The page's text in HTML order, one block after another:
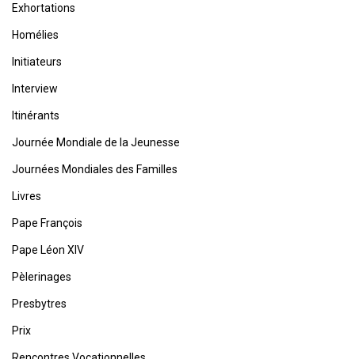
Exhortations
Homélies
Initiateurs
Interview
Itinérants
Journée Mondiale de la Jeunesse
Journées Mondiales des Familles
Livres
Pape François
Pape Léon XIV
Pèlerinages
Presbytres
Prix